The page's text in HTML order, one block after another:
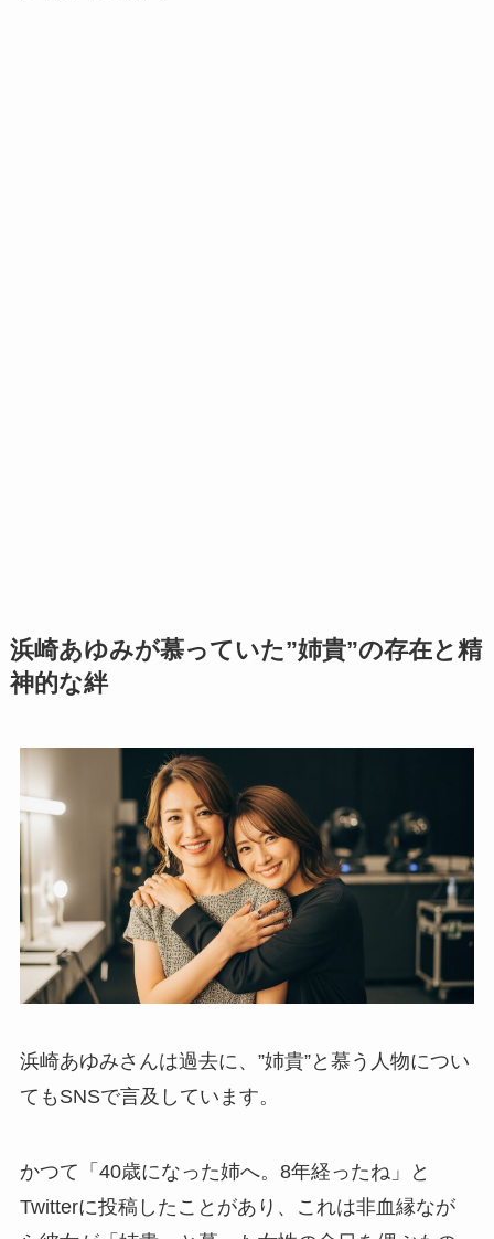
浜崎あゆみが慕っていた”姉貴”の存在と精
神的な絆
浜崎あゆみさんは過去に、”姉貴”と慕う人物につい
てもSNSで言及しています。
かつて「40歳になった姉へ。8年経ったね」と
Twitterに投稿したことがあり、これは非血縁なが